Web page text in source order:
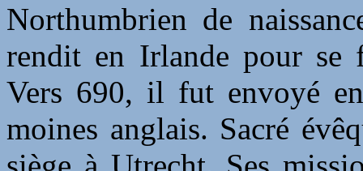
Northumbrien de
rendit en Irlande pour se
Vers 690, il fut envoyé
moines anglais. Sacré